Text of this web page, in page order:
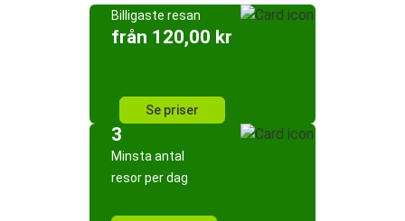
Billigaste resan
från 120,00 kr
Se priser
3
Minsta antal
resor per dag